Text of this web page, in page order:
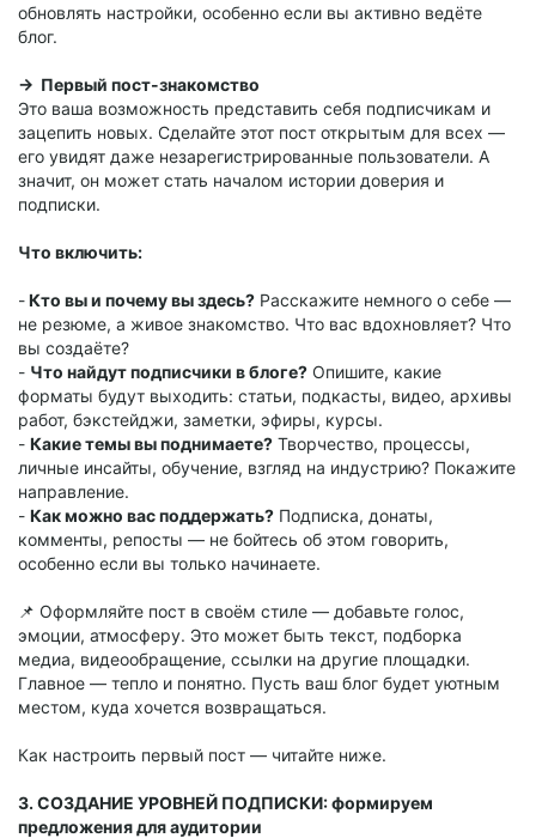
обновлять настройки, особенно если вы активно ведёте
блог.
→ Первый пост-знакомство
Это ваша возможность представить себя подписчикам и
зацепить новых. Сделайте этот пост открытым для всех —
его увидят даже незарегистрированные пользователи. А
значит, он может стать началом истории доверия и
подписки.
Что включить:
-Кто вы и почему вы здесь? Расскажите немного о себе —
не резюме, а живое знакомство. Что вас вдохновляет? Что
вы создаёте?
- Что найдут подписчики в блоге? Опишите, какие
форматы будут выходить: статьи, подкасты, видео, архивы
работ, бэкстейджи, заметки, эфиры, курсы.
- Какие темы вы поднимаете? Творчество, процессы,
личные инсайты, обучение, взгляд на индустрию? Покажите
направление.
- Как можно вас поддержать? Подписка, донаты,
комменты, репосты — не бойтесь об этом говорить,
особенно если вы только начинаете.
📌 Оформляйте пост в своём стиле — добавьте голос,
эмоции, атмосферу. Это может быть текст, подборка
медиа, видеообращение, ссылки на другие площадки.
Главное — тепло и понятно. Пусть ваш блог будет уютным
местом, куда хочется возвращаться.
Как настроить первый пост — читайте ниже.
3. СОЗДАНИЕ УРОВНЕЙ ПОДПИСКИ: формируем
предложения для аудитории